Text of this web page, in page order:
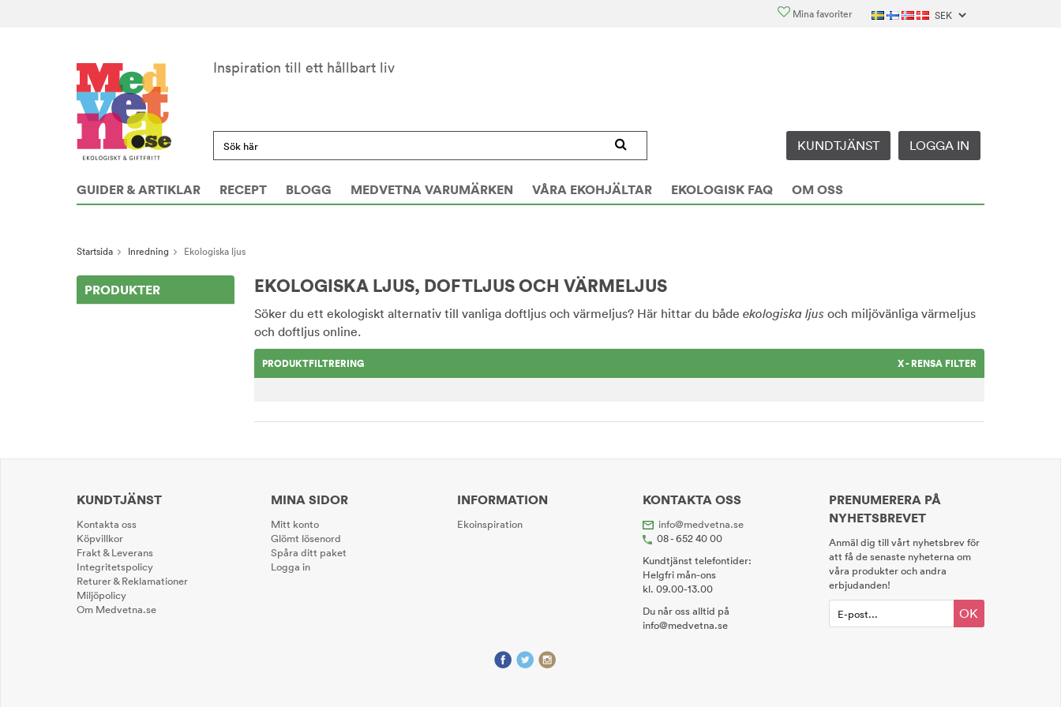
Mina favoriter
Inspiration till ett hållbart liv
KUNDTJÄNST LOGGA IN
GUIDER & ARTIKLAR RECEPT BLOGG MEDVETNA VARUMÄRKEN VÅRA EKOHJÄLTAR EKOLOGISK FAQ OM OSS
Startsida Inredning Ekologiska ljus
PRODUKTER EKOLOGISKA LJUS, DOFTLJUS OCH VÄRMELJUS
Söker du ett ekologiskt alternativ till vanliga doftljus och värmeljus? Här hittar du både ekologiska ljus och miljövänliga värmeljus
och doftljus online.
PRODUKTFILTRERING X - RENSA FILTER
KUNDTJÄNST
Kontakta oss
Köpvillkor
Frakt & Leverans
Integritetspolicy
Returer & Reklamationer
Miljöpolicy
Om Medvetna.se
MINA SIDOR
Mitt konto
Glömt lösenord
Spåra ditt paket
Logga in
INFORMATION
Ekoinspiration
KONTAKTA OSS
info@medvetna.se
08 - 652 40 00
Kundtjänst telefontider:
Helgfri mån-ons
kl. 09.00-13.00
Du når oss alltid på
info@medvetna.se
PRENUMERERA PÅ
NYHETSBREVET
Anmäl dig till vårt nyhetsbrev för
att få de senaste nyheterna om
våra produkter och andra
erbjudanden!
OK